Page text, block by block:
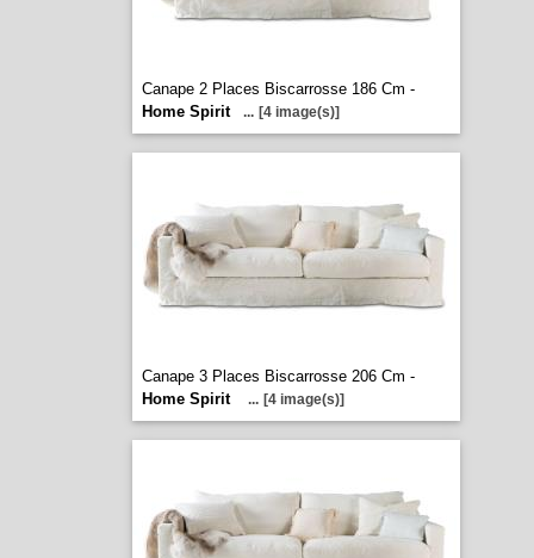
Canape 2 Places Biscarrosse 186 Cm -
Home Spirit
... [4 image(s)]
Canape 3 Places Biscarrosse 206 Cm -
Home Spirit
... [4 image(s)]